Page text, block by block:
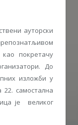
ауторски
покретачу
До
изложби у
самостална
је великог